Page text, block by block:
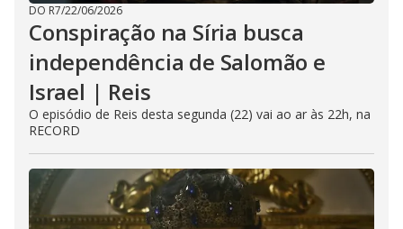
DO R7/22/06/2026
Conspiração na Síria busca
independência de Salomão e
Israel | Reis
O episódio de Reis desta segunda (22) vai ao ar às 22h, na
RECORD